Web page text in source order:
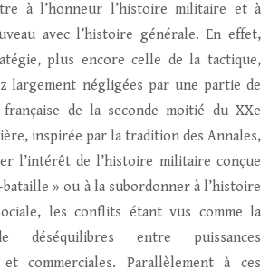
à l’honneur l’histoire militaire et à
avec l’histoire générale. En effet,
plus encore celle de la tactique,
largement négligées par une partie de
de la seconde moitié du XXe
inspirée par la tradition des Annales,
l’intérêt de l’histoire militaire conçue
» ou à la subordonner à l’histoire
les conflits étant vus comme la
déséquilibres entre puissances
et commerciales. Parallèlement à ces